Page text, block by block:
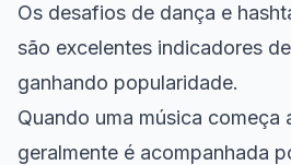
Os desafios de dança e
são excelentes indicadores
ganhando popularidade.
Quando uma música começa
geralmente é acompanhada